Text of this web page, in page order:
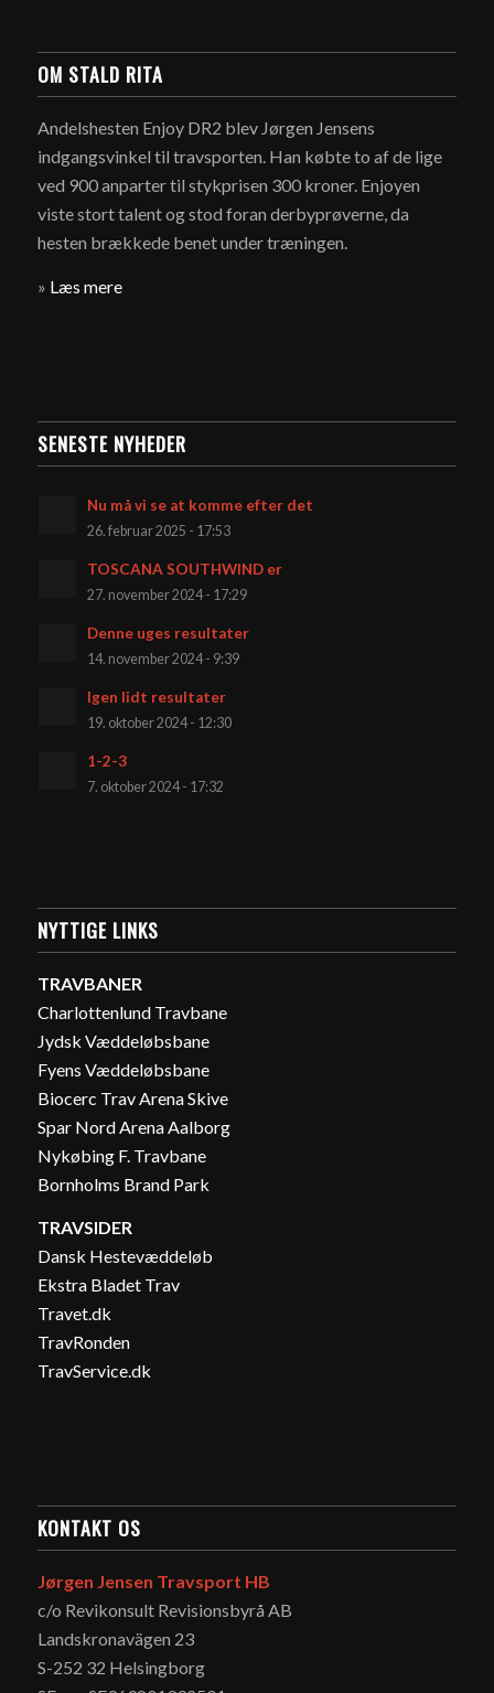
OM STALD RITA
Andelshesten Enjoy DR2 blev Jørgen Jensens
indgangsvinkel til travsporten. Han købte to af de lige
ved 900 anparter til stykprisen 300 kroner. Enjoyen
viste stort talent og stod foran derbyprøverne, da
hesten brækkede benet under træningen.
» Læs mere
SENESTE NYHEDER
Nu må vi se at komme efter det
26. februar 2025 - 17:53
TOSCANA SOUTHWIND er
27. november 2024 - 17:29
Denne uges resultater
14. november 2024 - 9:39
Igen lidt resultater
19. oktober 2024 - 12:30
1-2-3
7. oktober 2024 - 17:32
NYTTIGE LINKS
TRAVBANER
Charlottenlund Travbane
Jydsk Væddeløbsbane
Fyens Væddeløbsbane
Biocerc Trav Arena Skive
Spar Nord Arena Aalborg
Nykøbing F. Travbane
Bornholms Brand Park
TRAVSIDER
Dansk Hestevæddeløb
Ekstra Bladet Trav
Travet.dk
TravRonden
TravService.dk
KONTAKT OS
Jørgen Jensen Travsport HB
c/o Revikonsult Revisionsbyrå AB
Landskronavägen 23
S-252 32 Helsingborg